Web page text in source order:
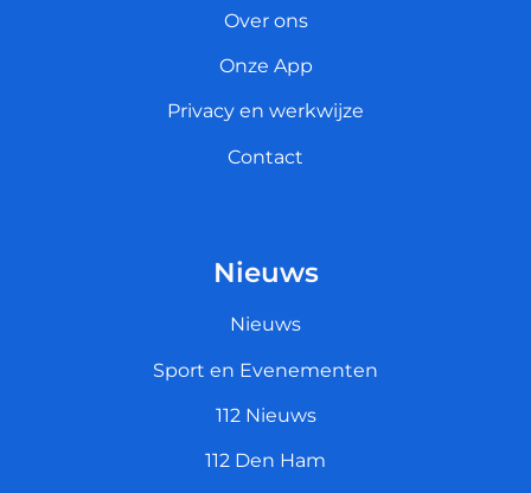
Over ons
Onze App
Privacy en werkwijze
Contact
Nieuws
Nieuws
Sport en Evenementen
112 Nieuws
112 Den Ham